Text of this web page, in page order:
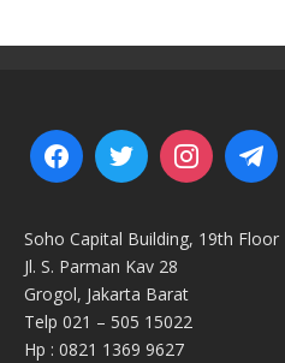
Soho Capital Building, 19th Floor
Jl. S. Parman Kav 28
Grogol, Jakarta Barat
Telp 021 – 505 15022
Hp : 0821 1369 9627